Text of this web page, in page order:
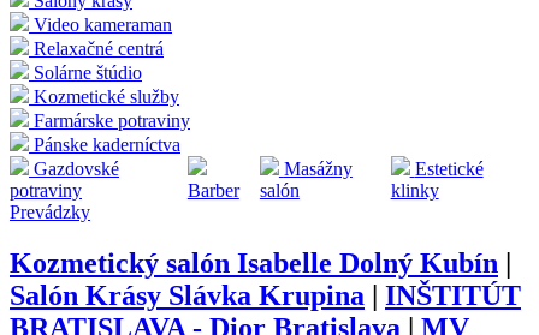
Video kameraman
Relaxačné centrá
Solárne štúdio
Kozmetické služby
Farmárske potraviny
Pánske kaderníctva
Gazdovské
potraviny
Barber
Masážny
salón
Estetické
klinky
Prevádzky
Kozmetický salón Isabelle Dolný Kubín
Salón Krásy Slávka Krupina
INŠTITÚT
BRATISLAVA - Dior Bratislava
MV